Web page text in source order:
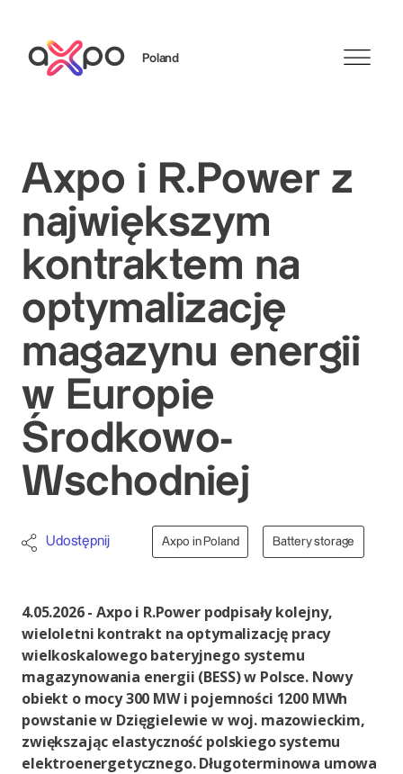
Poland
Axpo i R.Power z
największym
kontraktem na
optymalizację
magazynu energii
w Europie
Środkowo-
Wschodniej
Udostępnij Axpo in Poland Battery storage
4.05.2026 - Axpo i R.Power podpisały kolejny,
wieloletni kontrakt na optymalizację pracy
wielkoskalowego bateryjnego systemu
magazynowania energii (BESS) w Polsce. Nowy
obiekt o mocy 300 MW i pojemności 1200 MWh
powstanie w Dzięgielewie w woj. mazowieckim,
zwiększając elastyczność polskiego systemu
elektroenergetycznego. Długoterminowa umowa